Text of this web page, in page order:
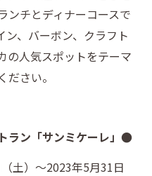
ンチとディナーコースで
ン、バーボン、クラフト
の人気スポットをテーマ
さい。
ン「サンミケーレ」●
土）～2023年5月31日